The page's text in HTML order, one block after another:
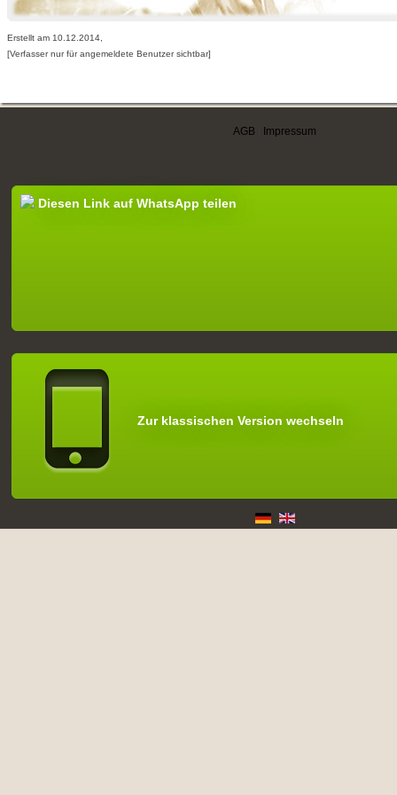
Erstellt am 10.12.2014,
[Verfasser nur für angemeldete Benutzer sichtbar]
AGB Impressum
Diesen Link auf WhatsApp teilen
Zur klassischen Version wechseln